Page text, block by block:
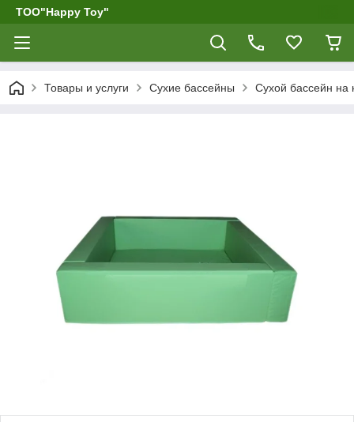
ТОО"Happy Toy"
Товары и услуги Сухие бассейны Сухой бассейн на